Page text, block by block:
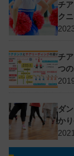
チ
ク
チ
つ
ダ
か